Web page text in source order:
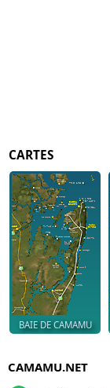
CARTES
BAIE DE CAMAMU
CAMAMU.NET